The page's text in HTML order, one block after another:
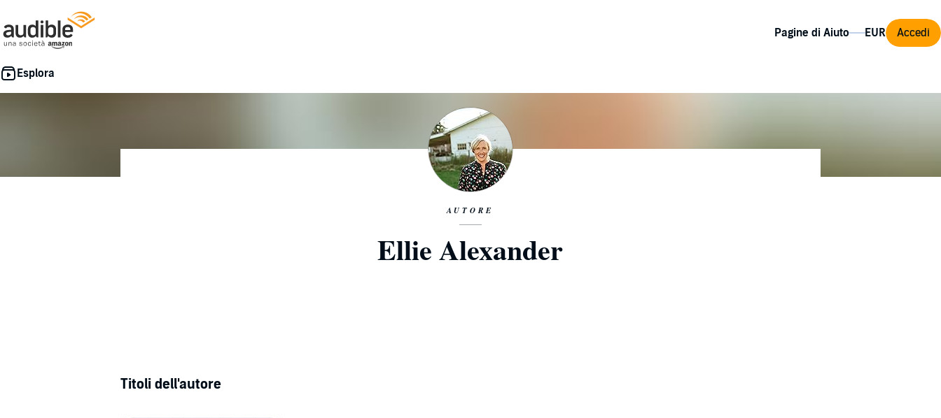
Pagine di Aiuto Accedi
AUTORE
Ellie Alexander
Titoli dell'autore